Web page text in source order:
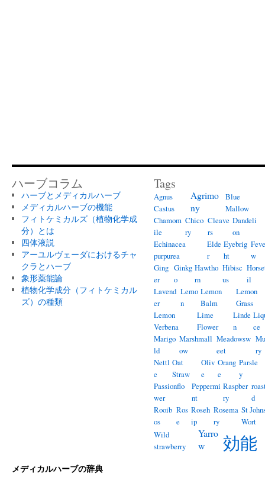
ハーブコラム
ハーブとメディカルハーブ
メディカルハーブの機能
フィトケミカルズ（植物化学成
分）とは
四体液説
アーユルヴェーダにおけるチャ
クラとハーブ
象形薬能論
植物化学成分（フィトケミカル
ズ）の種類
Tags
Agnus
Castus
Agrimo
ny
Blue
Mallow
Chamom
ile
Chico
ry
Cleave
rs
Dandeli
on
Echinacea
purpurea
Elde
r
Eyebrig
ht
w
Ging
er
Ginkg
o
Hawtho
rn
Hibisc
us
il
Lavend
er
Lemo
n
Lemon
Balm
Lemon
Grass
Lemon
Verbena
Lime
Flower
Linde
n
ce
Marigo
ld
Marshmall
ow
Meadowsw
eet
ry
Nettl
e
Oat
Straw
Oliv
e
Orang
e
Parsle
y
Passionflo
wer
Peppermi
nt
Raspber
ry
d
Rooib
os
Ros
e
Roseh
ip
Rosema
ry
St
Wort
Wild
strawberry
Yarro
w
効能
メディカルハーブの辞典